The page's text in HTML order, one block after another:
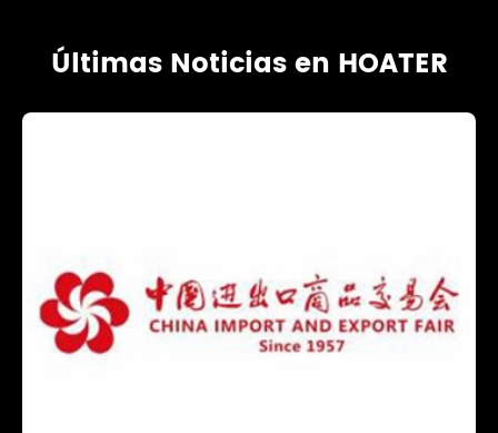
Últimas Noticias en HOATER